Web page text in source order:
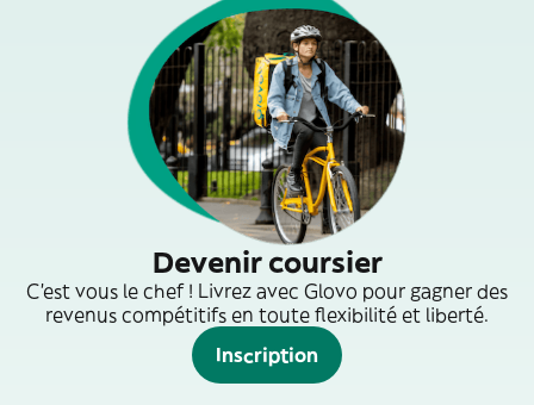
Devenir coursier
C'est vous le chef ! Livrez avec Glovo pour gagner des
revenus compétitifs en toute flexibilité et liberté.
Inscription